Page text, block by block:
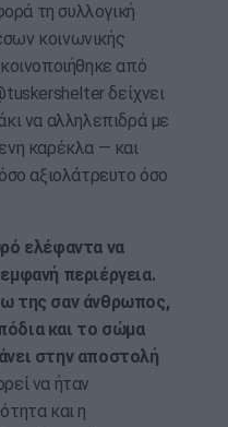
τη συλλογική
κοινωνικής
από
δείχνει
να αλληλεπιδρά με
καρέκλα — και
αξιολάτρευτο όσο
ελέφαντα να
περιέργεια.
της σαν άνθρωπος,
και το σώμα
στην αποστολή
να ήταν
και η